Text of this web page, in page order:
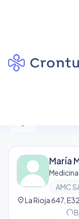
filter_alt
María
AMC
location_on
progress_activity